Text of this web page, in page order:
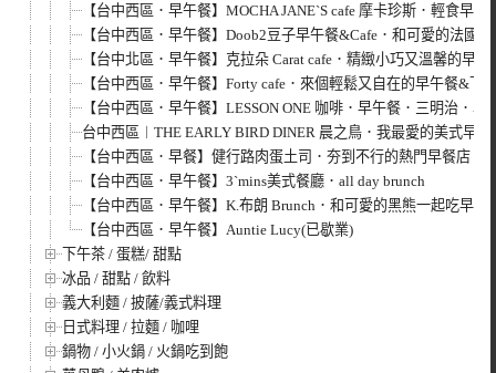
【台中西區．早午餐】MOCHA JANE`S cafe 摩卡珍斯．輕食早
【台中西區．早午餐】Doob2豆子早午餐&Cafe．和可愛的法國
【台中北區．早午餐】克拉朵 Carat cafe．精緻小巧又溫馨的早午
【台中西區．早午餐】Forty cafe．來個輕鬆又自在的早午餐&下
【台中西區．早午餐】LESSON ONE 咖啡．早午餐．三明治．
台中西區︱THE EARLY BIRD DINER 晨之鳥．我最愛的美式早午
【台中西區．早餐】健行路肉蛋土司．夯到不行的熱門早餐店
【台中西區．早午餐】3`mins美式餐廳．all day brunch
【台中西區．早午餐】K.布朗 Brunch．和可愛的黑熊一起吃早午
【台中西區．早午餐】Auntie Lucy(已歇業)
下午茶 / 蛋糕/ 甜點
冰品 / 甜點 / 飲料
義大利麵 / 披薩/義式料理
日式料理 / 拉麵 / 咖哩
鍋物 / 小火鍋 / 火鍋吃到飽